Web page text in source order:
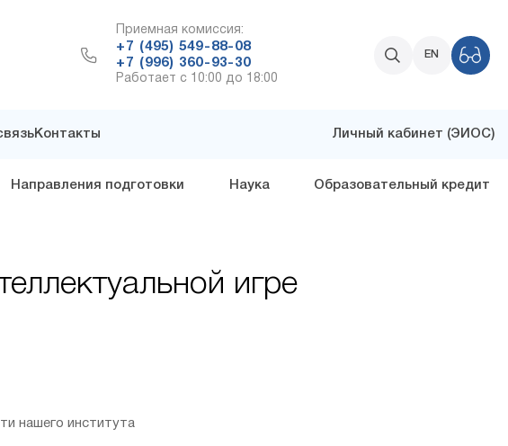
Приемная комиссия:
+7 (495) 549-88-08
+7 (996) 360-93-30
Работает с 10:00 до 18:00
EN
Контакты Личный кабинет (ЭИОС)
Направления подготовки Наука Образовательный кредит
игре
нашего института